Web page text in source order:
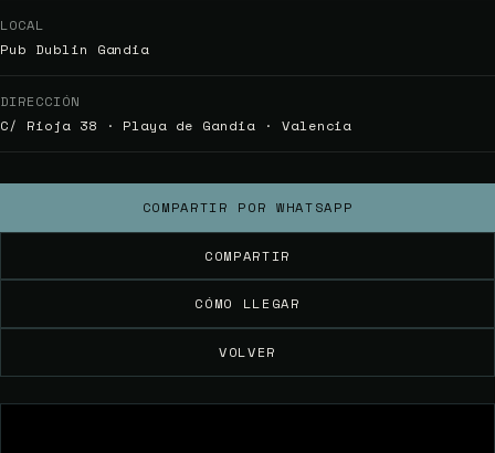
LOCAL
Pub Dublin Gandia
DIRECCIÓN
C/ Rioja 38 · Playa de Gandia · Valencia
COMPARTIR POR WHATSAPP
COMPARTIR
CÓMO LLEGAR
VOLVER